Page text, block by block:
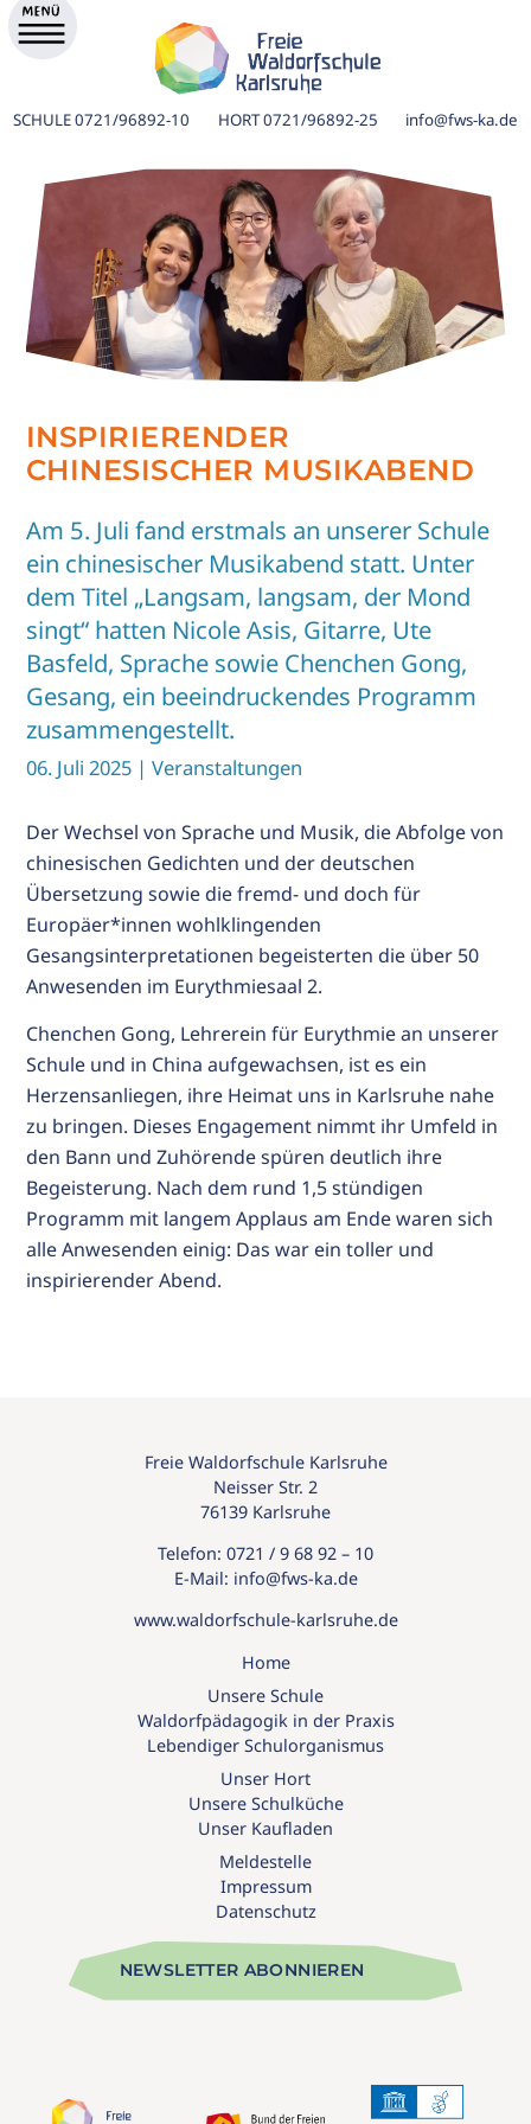
SCHULE0721/96892-10 HORT0721/96892-25 info@fws-ka.de
INSPIRIERENDER
CHINESISCHER MUSIKABEND
Am 5. Juli fand erstmals an unserer Schule
ein chinesischer Musikabend statt. Unter
dem Titel „Langsam, langsam, der Mond
singt“ hatten Nicole Asis, Gitarre, Ute
Basfeld, Sprache sowie Chenchen Gong,
Gesang, ein beeindruckendes Programm
zusammengestellt.
06. Juli 2025 | Veranstaltungen
Der Wechsel von Sprache und Musik, die Abfolge von
chinesischen Gedichten und der deutschen
Übersetzung sowie die fremd- und doch für
Europäer*innen wohlklingenden
Gesangsinterpretationen begeisterten die über 50
Anwesenden im Eurythmiesaal 2.
Chenchen Gong, Lehrerein für Eurythmie an unserer
Schule und in China aufgewachsen, ist es ein
Herzensanliegen, ihre Heimat uns in Karlsruhe nahe
zu bringen. Dieses Engagement nimmt ihr Umfeld in
den Bann und Zuhörende spüren deutlich ihre
Begeisterung. Nach dem rund 1,5 stündigen
Programm mit langem Applaus am Ende waren sich
alle Anwesenden einig: Das war ein toller und
inspirierender Abend.
Freie Waldorfschule Karlsruhe
Neisser Str. 2
76139 Karlsruhe
Telefon: 0721 / 9 68 92 – 10
E-Mail: info@fws-ka.de
www.waldorfschule-karlsruhe.de
Home
Unsere Schule
Waldorfpädagogik in der Praxis
Lebendiger Schulorganismus
Unser Hort
Unsere Schulküche
Unser Kaufladen
Meldestelle
Impressum
Datenschutz
NEWSLETTER ABONNIEREN